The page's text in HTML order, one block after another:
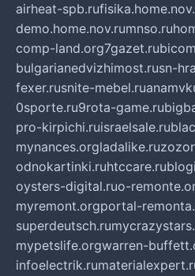
airheat-spb.ru
demo.home.nov.rumnso.ru
comp-land.org7gazet.ru
bulgarianedvizhimost.rusn-
fexer.rusnite-mebel.ru
0sporte.ru9rota-game.ru
pro-kirpichi.ruisraelsale.ru
mynances.orgladalike.ru
odnokartinki.ruhtccare.ru
oysters-digital.ruo-
myremont.orgportal-
superdeutsch.ru
mypetslife.orgwarren-
infoelectrik.ru